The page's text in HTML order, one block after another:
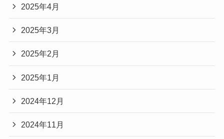
2025年4月
2025年3月
2025年2月
2025年1月
2024年12月
2024年11月